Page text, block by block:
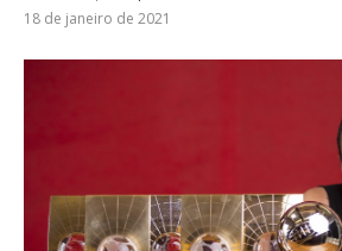
18 de janeiro de 2021